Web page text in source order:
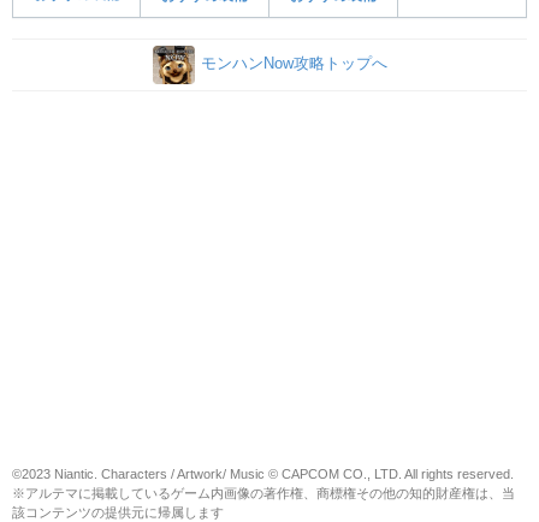
モンハンNow攻略トップへ
©2023 Niantic. Characters / Artwork/ Music © CAPCOM CO., LTD. All rights reserved.
※アルテマに掲載しているゲーム内画像の著作権、商標権その他の知的財産権は、当
該コンテンツの提供元に帰属します